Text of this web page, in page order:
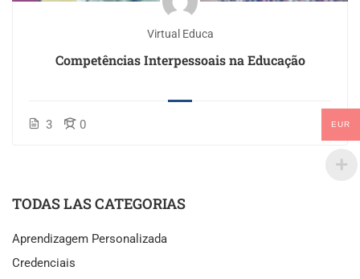
Virtual Educa
Competências Interpessoais na Educação
3 0
TODAS LAS CATEGORIAS
Aprendizagem Personalizada
Credenciais
EUR